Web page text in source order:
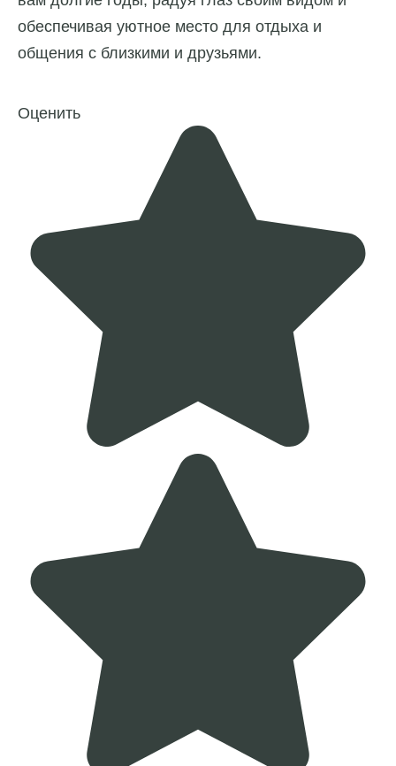
обеспечивая уютное место для отдыха и
общения с близкими и друзьями.
Оценить